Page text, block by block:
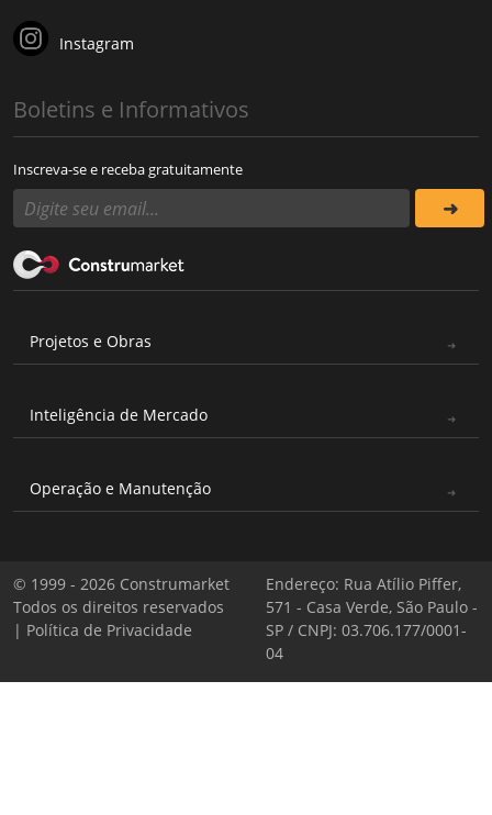
Instagram
Boletins e Informativos
Inscreva-se e receba gratuitamente
Projetos e Obras
Inteligência de Mercado
Operação e Manutenção
© 1999 - 2026 Construmarket
Todos os direitos reservados
| Política de Privacidade
Endereço: Rua Atílio Piffer,
571 - Casa Verde, São Paulo -
SP / CNPJ: 03.706.177/0001-
04